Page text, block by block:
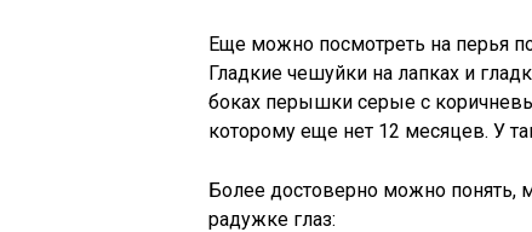
Еще можно посмотреть на перья
Гладкие чешуйки на лапках и
боках перышки серые с
которому еще нет 12 месяцев. У
Более достоверно можно понять,
радужке глаз: